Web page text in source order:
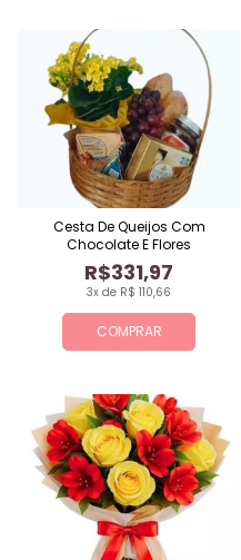
COMPRAR
3x de R$ 110,66
R$331,97
Cesta De Queijos Com
Chocolate E Flores